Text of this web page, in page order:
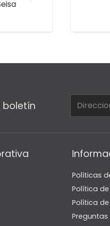
boletín
Políticas
Política
Política de
Preguntas